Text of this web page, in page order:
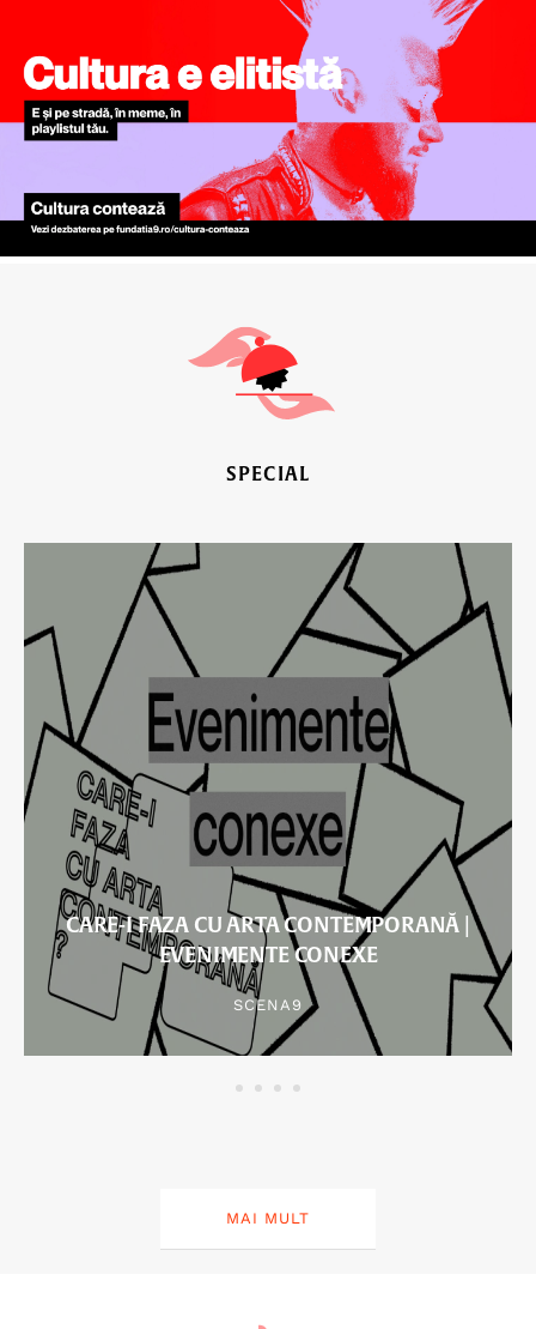
SPECIAL
EVENIMENTE CONEXE